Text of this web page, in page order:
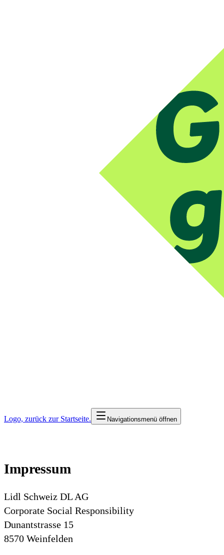
Logo, zurück zur Startseite. Navigationsmenü öffnen
Impressum
Lidl Schweiz DL AG
Corporate Social Responsibility
Dunantstrasse 15
8570 Weinfelden